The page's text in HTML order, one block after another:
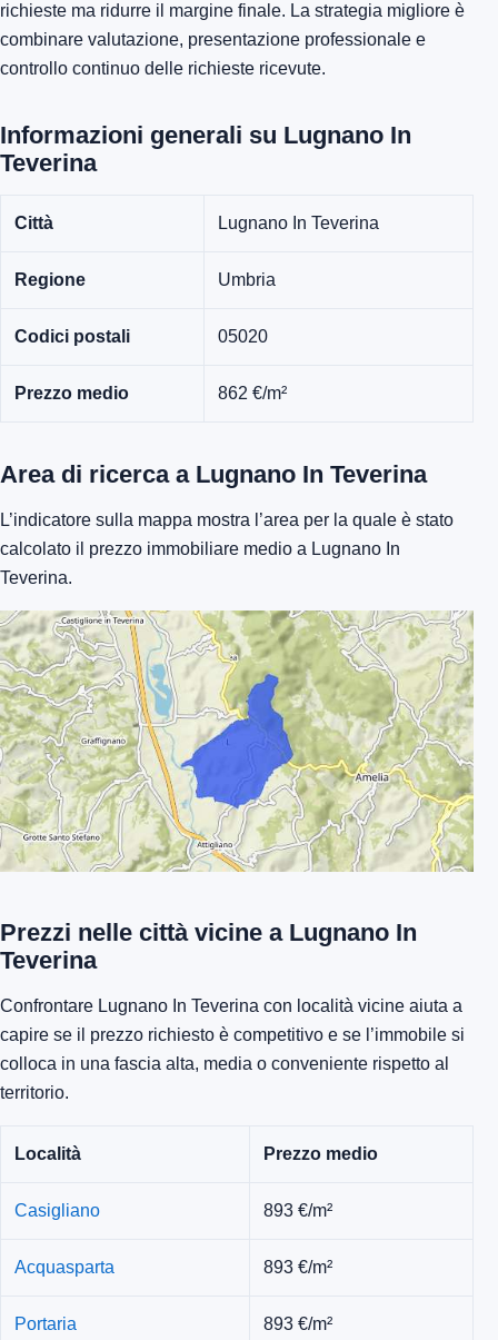
richieste ma ridurre il margine finale. La strategia migliore è
combinare valutazione, presentazione professionale e
controllo continuo delle richieste ricevute.
Informazioni generali su Lugnano In
Teverina
Città Lugnano In Teverina
Regione Umbria
Codici postali 05020
Prezzo medio 862 €/m²
Area di ricerca a Lugnano In Teverina
L’indicatore sulla mappa mostra l’area per la quale è stato
calcolato il prezzo immobiliare medio a Lugnano In
Teverina.
Prezzi nelle città vicine a Lugnano In
Teverina
Confrontare Lugnano In Teverina con località vicine aiuta a
capire se il prezzo richiesto è competitivo e se l’immobile si
colloca in una fascia alta, media o conveniente rispetto al
territorio.
Località Prezzo medio
Casigliano 893 €/m²
Acquasparta 893 €/m²
Portaria 893 €/m²